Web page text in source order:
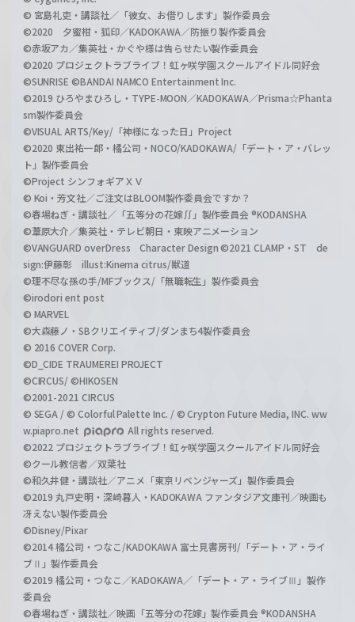
© 宮島礼吏・講談社／「彼女、お借りします」製作委員会
©2020 夕蜜柑・狐印／KADOKAWA／防振り製作委員会
©赤坂アカ／集英社・かぐや様は告らせたい製作委員会
©2020 プロジェクトラブライブ！虹ヶ咲学園スクールアイドル同好会
©SUNRISE ©BANDAI NAMCO Entertainment Inc.
©2019 ひろやまひろし・TYPE-MOON／KADOKAWA／Prisma☆Phanta
sm製作委員会
©VISUAL ARTS/Key/「神様になった日」Project
©2020 東出祐一郎・橘公司・NOCO/KADOKAWA/「デート・ア・バレッ
ト」製作委員会
©Project シンフォギアＸＶ
© Koi・芳文社／ご注文はBLOOM製作委員会ですか？
©春場ねぎ・講談社／「五等分の花嫁∬」製作委員会 ®KODANSHA
©葦原大介／集英社・テレビ朝日・東映アニメーション
©VANGUARD overDress Character Design ©2021 CLAMP・ST de
sign:伊藤彰 illust:Kinema citrus/獣道
©理不尽な孫の手/MFブックス/「無職転生」製作委員会
©irodori ent post
© MARVEL
©大森藤ノ・SBクリエイティブ/ダンまち4製作委員会
© 2016 COVER Corp.
©D_CIDE TRAUMEREI PROJECT
©CIRCUS/ ©HIKOSEN
©2001-2021 CIRCUS
© SEGA / © Colorful Palette Inc. / © Crypton Future Media, INC. ww
w.piapro.net
All rights reserved.
©2022 プロジェクトラブライブ！虹ヶ咲学園スクールアイドル同好会
©クール教信者／双葉社
©和久井健・講談社／アニメ「東京リベンジャーズ」製作委員会
©2019 丸戸史明・深崎暮人・KADOKAWA ファンタジア文庫刊／映画も
冴えない製作委員会
©Disney/Pixar
©2014 橘公司・つなこ/KADOKAWA 富士見書房刊/「デート・ア・ライ
ブⅡ」製作委員会
©2019 橘公司・つなこ／KADOKAWA／「デート・ア・ライブⅢ」製作
委員会
©春場ねぎ・講談社／映画「五等分の花嫁」製作委員会 ®KODANSHA